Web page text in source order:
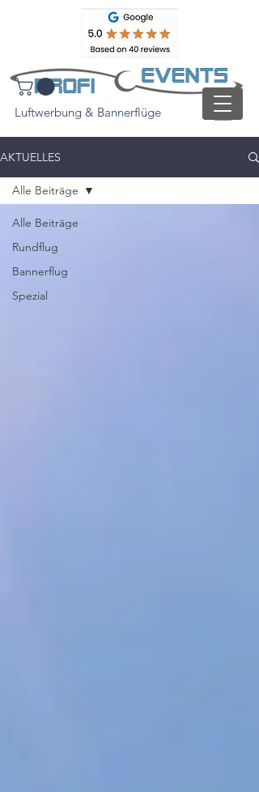
Luftwerbung & Bannerflüge
AKTUELLES
Alle Beiträge
Rundflug
Bannerflug
Spezial
Alle Beiträge